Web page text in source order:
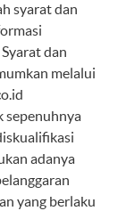
syarat dan
dan
melalui
sepenuhnya
adanya
yang berlaku